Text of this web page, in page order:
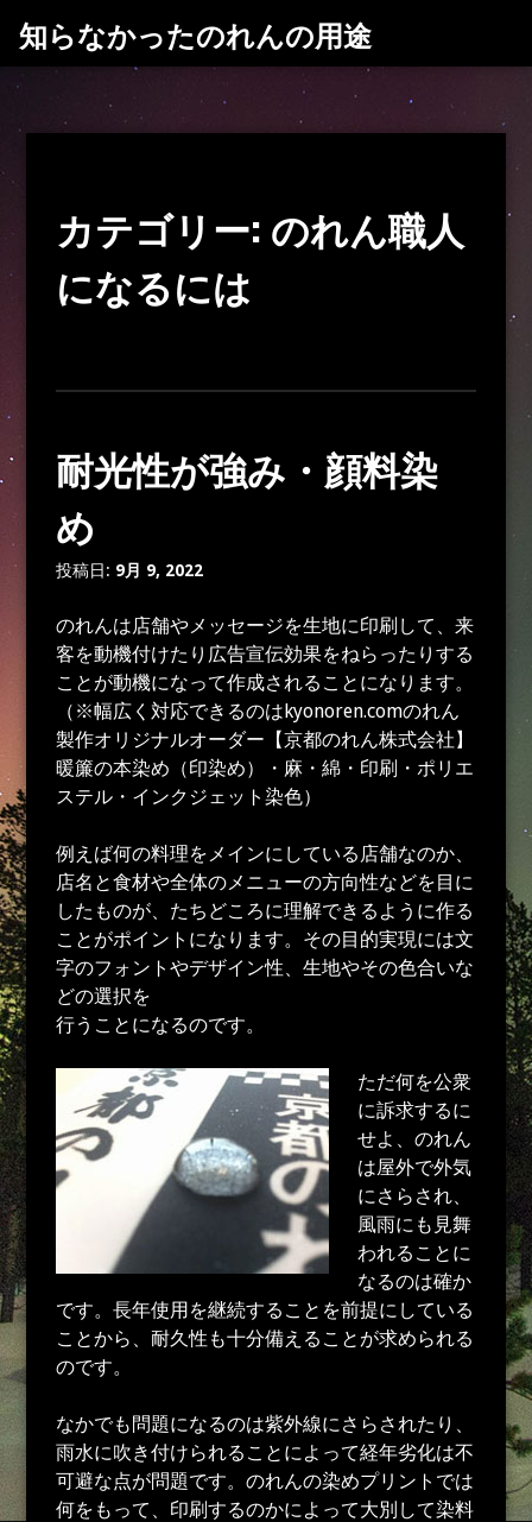
テ
ス
プ
知らなかったのれんの用途
カテゴリー: のれん職人
になるには
耐光性が強み・顔料染
め
投稿日: 9月 9, 2022
のれんは店舗やメッセージを生地に印刷して、来
客を動機付けたり広告宣伝効果をねらったりする
ことが動機になって作成されることになります。
（※幅広く対応できるのはkyonoren.comのれん
製作オリジナルオーダー【京都のれん株式会社】
暖簾の本染め（印染め）・麻・綿・印刷・ポリエ
ステル・インクジェット染色）
例えば何の料理をメインにしている店舗なのか、
店名と食材や全体のメニューの方向性などを目に
したものが、たちどころに理解できるように作る
ことがポイントになります。その目的実現には文
字のフォントやデザイン性、生地やその色合いな
どの選択を
行うことになるのです。
ただ何を公衆
に訴求するに
せよ、のれん
は屋外で外気
にさらされ、
風雨にも見舞
われることに
なるのは確か
です。長年使用を継続することを前提にしている
ことから、耐久性も十分備えることが求められる
のです。
なかでも問題になるのは紫外線にさらされたり、
雨水に吹き付けられることによって経年劣化は不
可避な点が問題です。のれんの染めプリントでは
何をもって、印刷するのかによって大別して染料